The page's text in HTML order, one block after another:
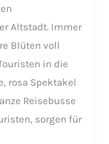
Altstadt. Immer
Blüten voll
in die
rosa Spektakel
Reisebusse
sorgen für